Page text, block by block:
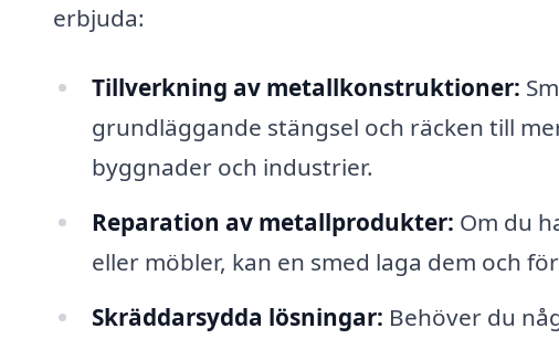
erbjuda:
Tillverkning av metallkonstruktioner:
grundläggande stängsel och räcken till
byggnader och industrier.
Reparation av metallprodukter: Om du
eller möbler, kan en smed laga dem och
Skräddarsydda lösningar: Behöver du